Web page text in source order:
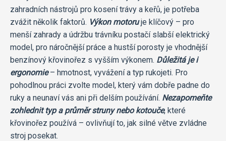
zahradních nástrojů pro kosení trávy a keřů, je potřeba
zvážit několik faktorů. Výkon motoruje klíčový – pro
menší zahrady a údržbu trávníku postačí slabší elektrický
model, pro náročnější práce a hustší porosty je vhodnější
benzínový křovinořez s vyšším výkonem. Důležitá je i
ergonomie– hmotnost, vyvážení a typ rukojeti. Pro
pohodlnou práci zvolte model, který vám dobře padne do
ruky a neunaví vás ani při delším používání. Nezapomeňte
zohlednit typ a průměr struny nebo kotouče, které
křovinořez používá – ovlivňují to, jak silné větve zvládne
stroj posekat.